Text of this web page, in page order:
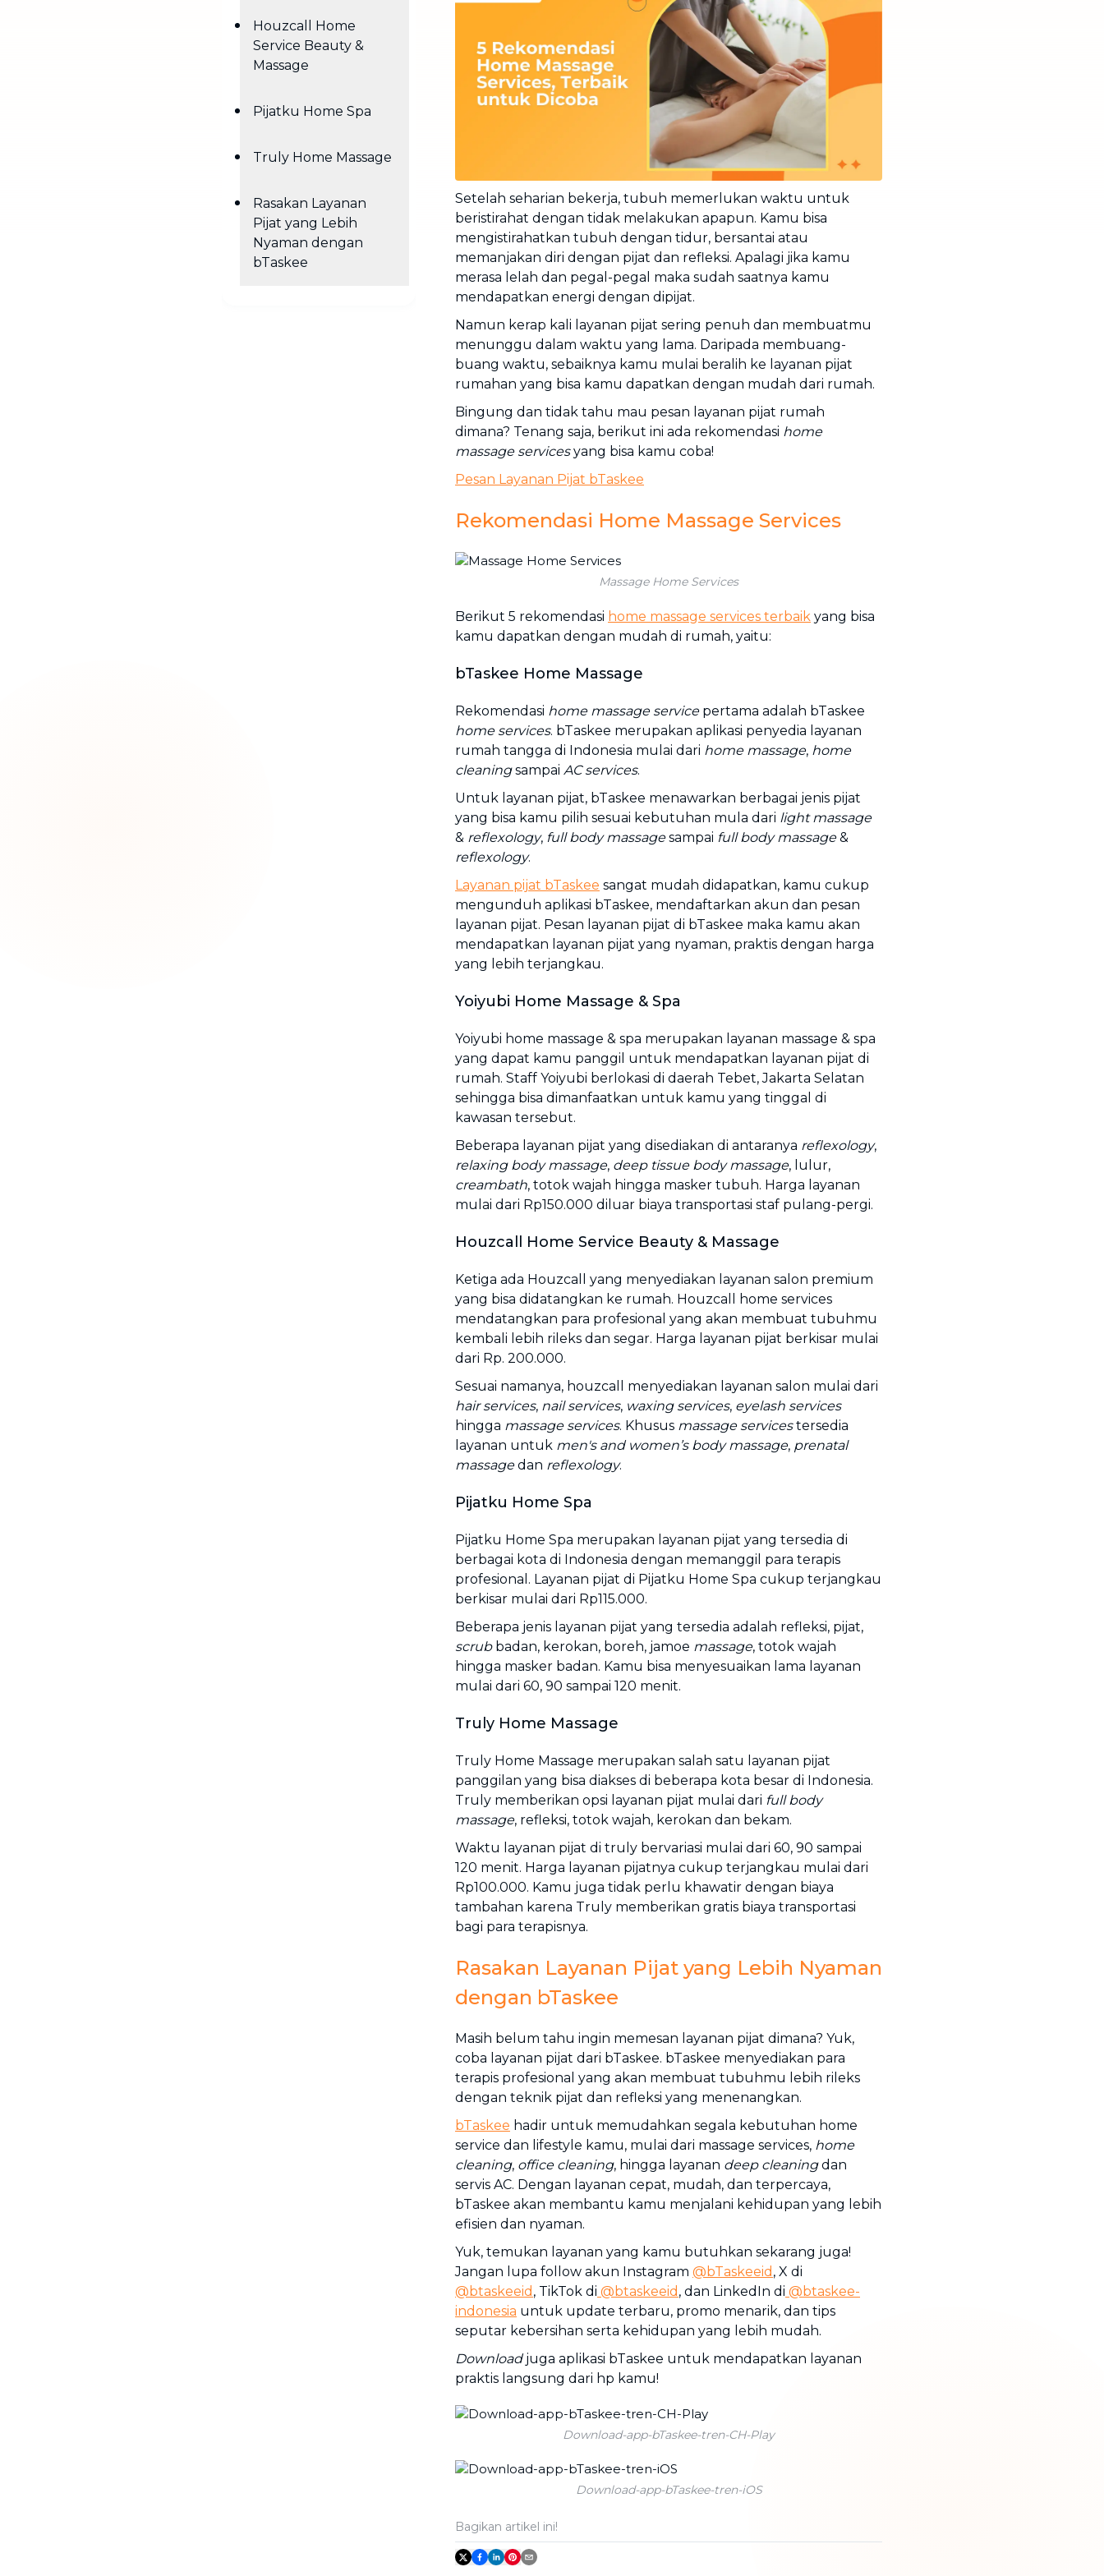
Cuci Sofa & Kasur
Layanan pembersihan sofa, kasur,
gorden, dan karpet profesional
Pindahan Rumah
Layanan pindahan dan relokasi
rumah secara menyeluruh
Houzcall Home
Service Beauty &
Massage
Pijatku Home Spa
Truly Home Massage
Rasakan Layanan
Pijat yang Lebih
Nyaman dengan
bTaskee
Setelah seharian bekerja, tubuh memerlukan waktu untuk
beristirahat dengan tidak melakukan apapun. Kamu bisa
mengistirahatkan tubuh dengan tidur, bersantai atau
memanjakan diri dengan pijat dan refleksi. Apalagi jika kamu
merasa lelah dan pegal-pegal maka sudah saatnya kamu
mendapatkan energi dengan dipijat.
Namun kerap kali layanan pijat sering penuh dan membuatmu
menunggu dalam waktu yang lama. Daripada membuang-
buang waktu, sebaiknya kamu mulai beralih ke layanan pijat
rumahan yang bisa kamu dapatkan dengan mudah dari rumah.
Bingung dan tidak tahu mau pesan layanan pijat rumah
dimana? Tenang saja, berikut ini ada rekomendasi home
massage servicesyang bisa kamu coba!
Pesan Layanan Pijat bTaskee
Rekomendasi Home Massage Services
Massage Home Services
Berikut 5 rekomendasi home massage services terbaik yang bisa
kamu dapatkan dengan mudah di rumah, yaitu:
bTaskee Home Massage
Rekomendasi home massage servicepertama adalah bTaskee
home services. bTaskee merupakan aplikasi penyedia layanan
rumah tangga di Indonesia mulai dari home massage, home
cleaningsampai AC services.
Untuk layanan pijat, bTaskee menawarkan berbagai jenis pijat
yang bisa kamu pilih sesuai kebutuhan mula dari light massage
& reflexology, full body massagesampai full body massage&
reflexology.
Layanan pijat bTaskee sangat mudah didapatkan, kamu cukup
mengunduh aplikasi bTaskee, mendaftarkan akun dan pesan
layanan pijat. Pesan layanan pijat di bTaskee maka kamu akan
mendapatkan layanan pijat yang nyaman, praktis dengan harga
yang lebih terjangkau.
Yoiyubi Home Massage & Spa
Yoiyubi home massage & spa merupakan layanan massage & spa
yang dapat kamu panggil untuk mendapatkan layanan pijat di
rumah. Staff Yoiyubi berlokasi di daerah Tebet, Jakarta Selatan
sehingga bisa dimanfaatkan untuk kamu yang tinggal di
kawasan tersebut.
Beberapa layanan pijat yang disediakan di antaranya reflexology,
relaxing body massage, deep tissue body massage, lulur,
creambath, totok wajah hingga masker tubuh. Harga layanan
mulai dari Rp150.000 diluar biaya transportasi staf pulang-pergi.
Houzcall Home Service Beauty & Massage
Ketiga ada Houzcall
yang menyediakan layanan salon premium
yang bisa didatangkan ke rumah. Houzcall home services
mendatangkan para profesional yang akan membuat tubuhmu
kembali lebih rileks dan segar. Harga layanan pijat berkisar mulai
dari Rp. 200.000.
Sesuai namanya, houzcall menyediakan layanan salon mulai dari
hair services, nail services, waxing services, eyelash services
hingga massage services. Khusus massage servicestersedia
layanan untuk men's and women’s body massage, prenatal
massagedan reflexology.
Pijatku Home Spa
Pijatku Home Spa merupakan layanan pijat yang tersedia di
berbagai kota di Indonesia dengan memanggil para terapis
profesional. Layanan pijat di Pijatku Home Spa cukup terjangkau
berkisar mulai dari Rp115.000.
Beberapa jenis layanan pijat yang tersedia adalah refleksi, pijat,
scrubbadan, kerokan, boreh, jamoe massage, totok wajah
hingga masker badan. Kamu bisa menyesuaikan lama layanan
mulai dari 60, 90 sampai 120 menit.
Truly Home Massage
Truly Home Massage merupakan salah satu layanan pijat
panggilan yang bisa diakses di beberapa kota besar di Indonesia.
Truly memberikan opsi layanan pijat mulai dari full body
massage, refleksi, totok wajah, kerokan dan bekam.
Waktu layanan pijat di truly bervariasi mulai dari 60, 90 sampai
120 menit. Harga layanan pijatnya cukup terjangkau mulai dari
Rp100.000. Kamu juga tidak perlu khawatir dengan biaya
tambahan karena Truly memberikan gratis biaya transportasi
bagi para terapisnya.
Rasakan Layanan Pijat yang Lebih Nyaman
dengan bTaskee
Masih belum tahu ingin memesan layanan pijat dimana? Yuk,
coba layanan pijat dari bTaskee. bTaskee menyediakan para
terapis profesional yang akan membuat tubuhmu lebih rileks
dengan teknik pijat dan refleksi yang menenangkan.
bTaskee hadir untuk memudahkan segala kebutuhan home
service dan lifestyle kamu, mulai dari massage services, home
cleaning, office cleaning, hingga layanan deep cleaningdan
servis AC. Dengan layanan cepat, mudah, dan terpercaya,
bTaskee akan membantu kamu menjalani kehidupan yang lebih
efisien dan nyaman.
Yuk, temukan layanan yang kamu butuhkan sekarang juga!
Jangan lupa follow akun Instagram @bTaskeeid , X di
@btaskeeid , TikTok di @btaskeeid , dan LinkedIn di @btaskee-
indonesia untuk update terbaru, promo menarik, dan tips
seputar kebersihan serta kehidupan yang lebih mudah.
Downloadjuga aplikasi bTaskee untuk mendapatkan layanan
praktis langsung dari hp kamu!
Download-app-bTaskee-tren-CH-Play
Download-app-bTaskee-tren-iOS
Bagikan artikel ini!